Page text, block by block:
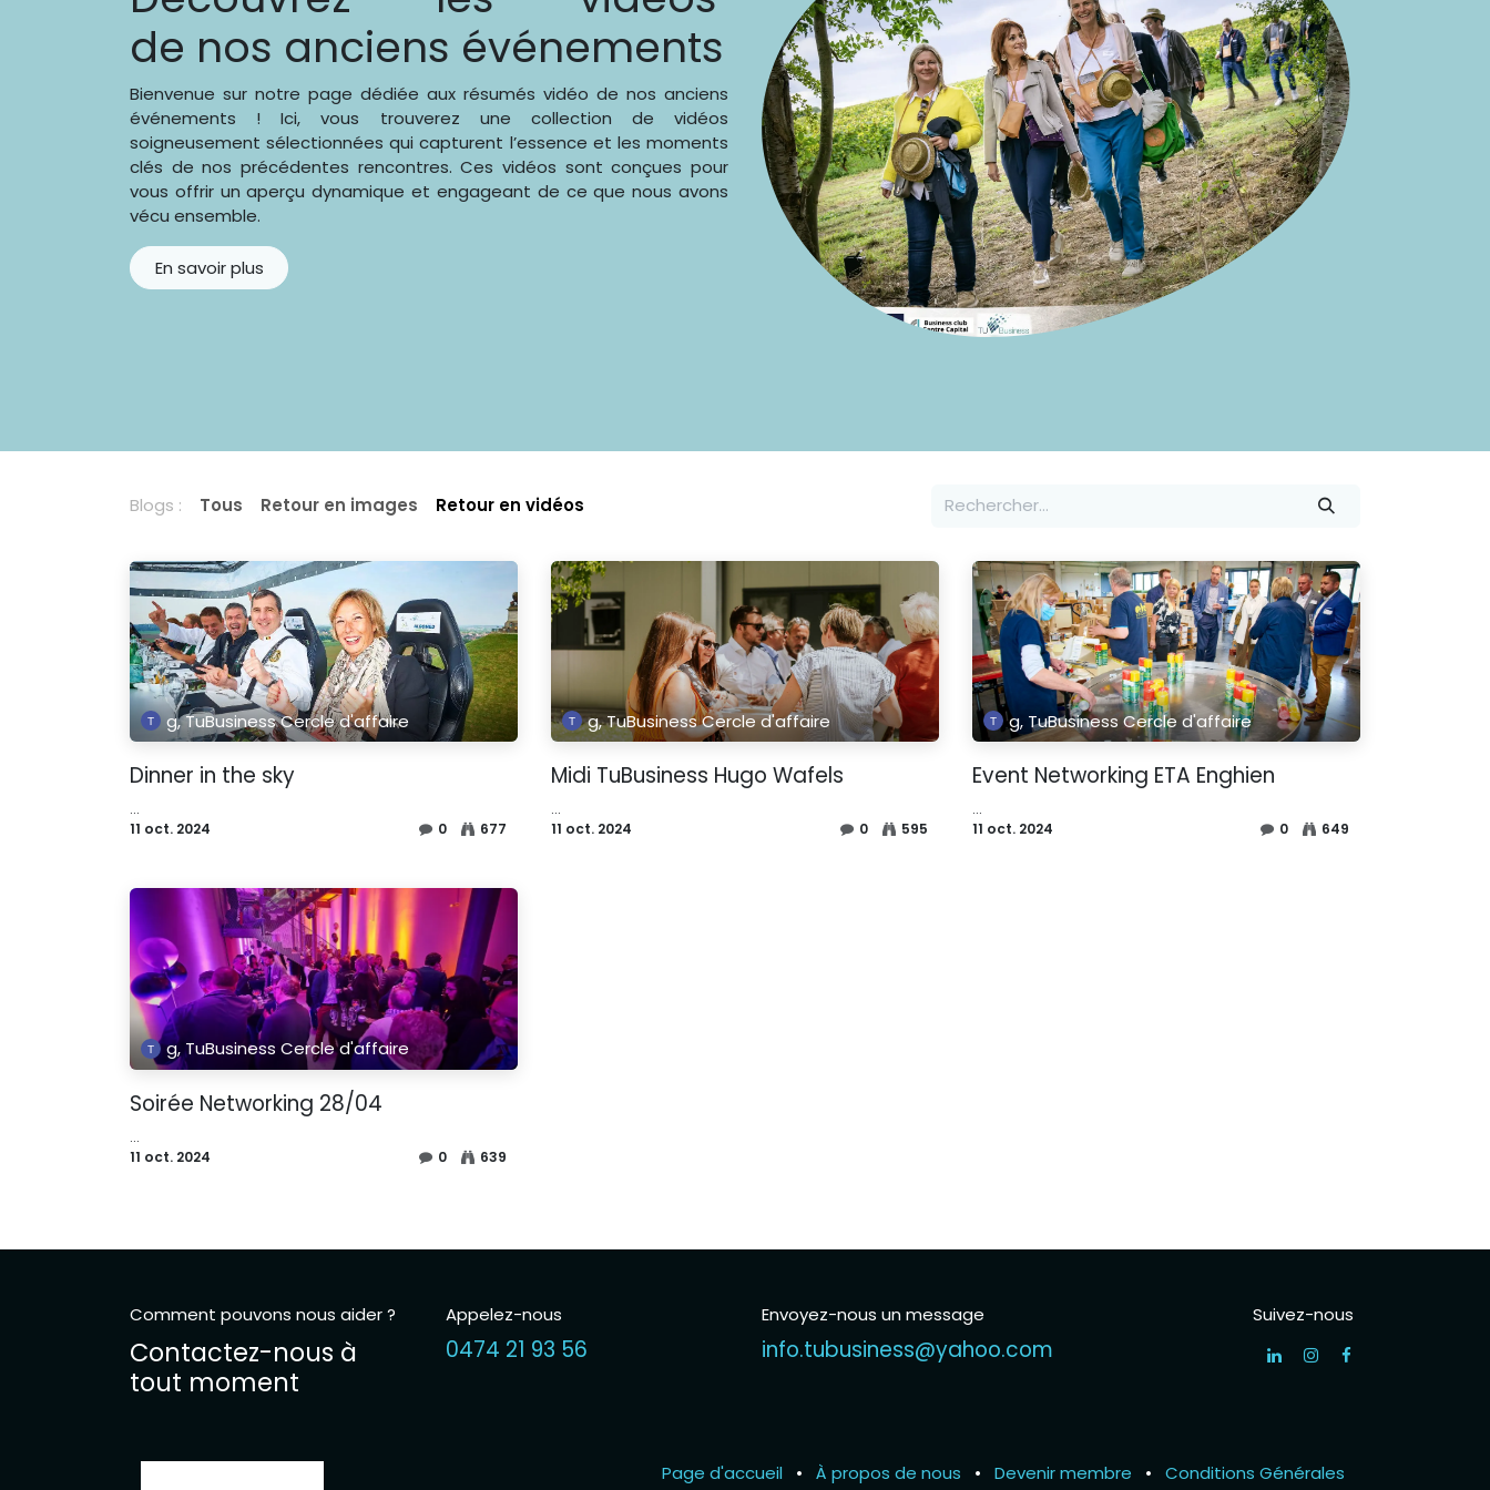
de nos anciens événements
Bienvenue sur notre page dédiée aux résumés vidéo de nos anciens
événements ! Ici, vous trouverez une collection de vidéos
soigneusement sélectionnées qui capturent l’essence et les moments
clés de nos précédentes rencontres. Ces vidéos sont conçues pour
vous offrir un aperçu dynamique et engageant de ce que nous avons
vécu ensemble.
En savoir plus
Blogs : Tous Retour en images Retour en vidéos
g, TuBusiness Cercle d'affaire
Dinner in the sky
...
11 oct. 2024 0 677
g, TuBusiness Cercle d'affaire
Midi TuBusiness Hugo Wafels
...
11 oct. 2024 0 595
g, TuBusiness Cercle d'affaire
Event Networking ETA Enghien
...
11 oct. 2024 0 649
g, TuBusiness Cercle d'affaire
Soirée Networking 28/04
...
11 oct. 2024 0 639
Comment pouvons nous aider ?
Contactez-nous à
tout moment
Appelez-nous
0474 21 93 56
Envoyez-nous un message
info.tubusiness@yahoo.com
Suivez-nous
Page d'accueil • À propos de nous • Devenir membre • Conditions Générales